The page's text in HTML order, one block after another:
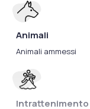
Animali
Animali ammessi
Intrattenimento